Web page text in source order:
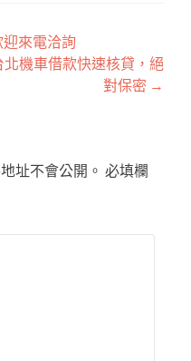
來電洽詢
北機車借款快速核貸，絕
對保密 →
址不會公開。 必填欄